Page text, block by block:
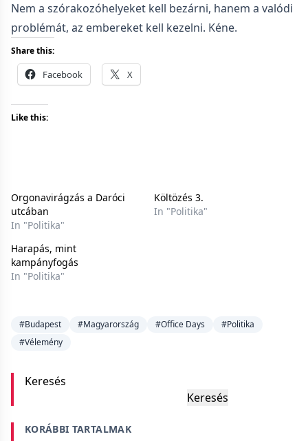
Nem a szórakozóhelyeket kell bezárni, hanem a valódi
problémát, az embereket kell kezelni. Kéne.
Share this:
Facebook X
Like this:
Orgonavirágzás a Daróci
utcában
In "Politika"
Költözés 3.
In "Politika"
Harapás, mint
kampányfogás
In "Politika"
#Budapest #Magyarország #Office Days
#Politika
#Vélemény
Keresés
Keresés
KORÁBBI TARTALMAK